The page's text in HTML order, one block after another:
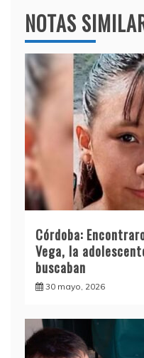
NOTAS
Córdoba:
Vega, la
buscaban
30 mayo, 2026